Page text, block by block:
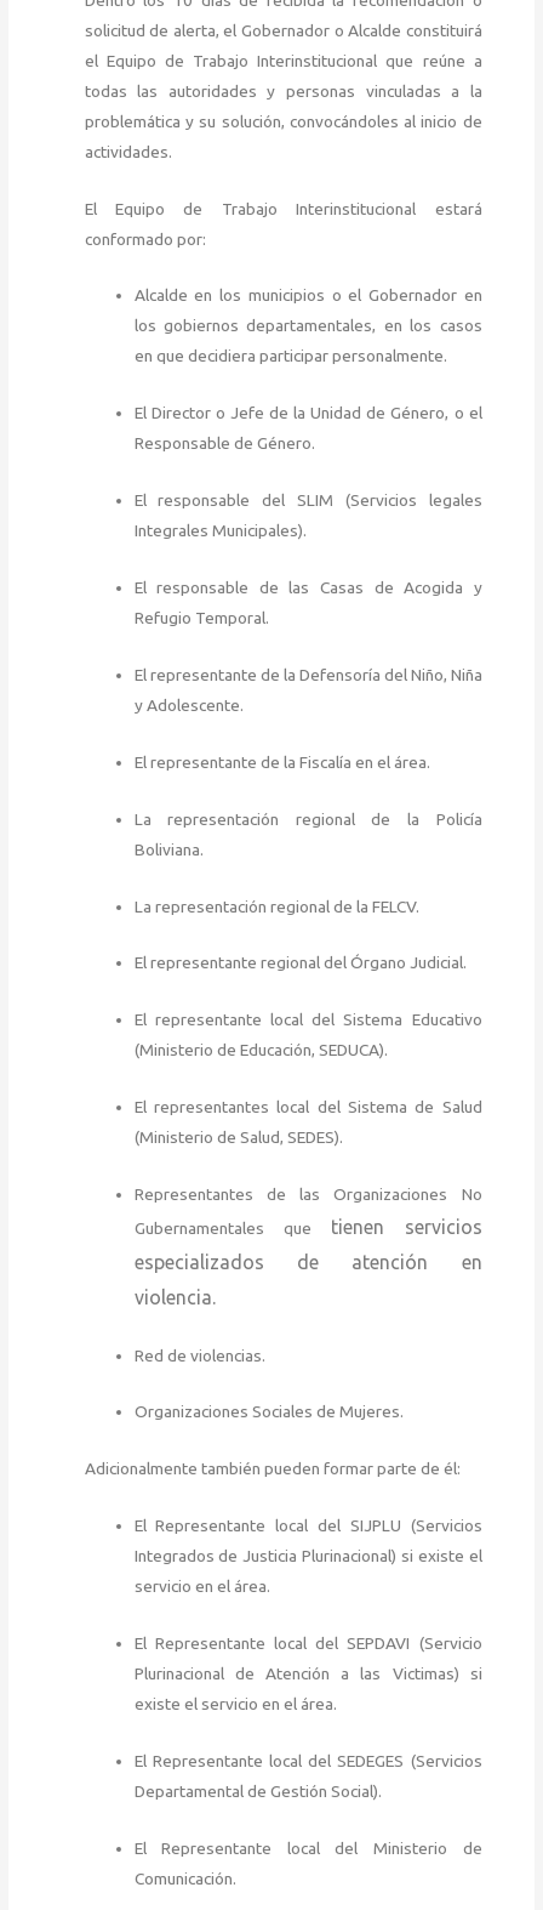
solicitud de alerta, el Gobernador o Alcalde constituirá
el Equipo de Trabajo Interinstitucional que reúne a
todas las autoridades y personas vinculadas a la
problemática y su solución, convocándoles al inicio de
actividades.
El Equipo de Trabajo Interinstitucional estará
conformado por:
Alcalde en los municipios o el Gobernador en
los gobiernos departamentales, en los casos
en que decidiera participar personalmente.
El Director o Jefe de la Unidad de Género, o el
Responsable de Género.
El responsable del SLIM (Servicios legales
Integrales Municipales).
El responsable de las Casas de Acogida y
Refugio Temporal.
El representante de la Defensoría del Niño, Niña
y Adolescente.
El representante de la Fiscalía en el área.
La representación regional de la Policía
Boliviana.
La representación regional de la FELCV.
El representante regional del Órgano Judicial.
El representante local del Sistema Educativo
(Ministerio de Educación, SEDUCA).
El representantes local del Sistema de Salud
(Ministerio de Salud, SEDES).
Representantes de las Organizaciones No
Gubernamentales que tienen servicios
especializados de atención en
violencia.
Red de violencias.
Organizaciones Sociales de Mujeres.
Adicionalmente también pueden formar parte de él:
El Representante local del SIJPLU (Servicios
Integrados de Justicia Plurinacional) si existe el
servicio en el área.
El Representante local del SEPDAVI (Servicio
Plurinacional de Atención a las Victimas) si
existe el servicio en el área.
El Representante local del SEDEGES (Servicios
Departamental de Gestión Social).
El Representante local del Ministerio de
Comunicación.